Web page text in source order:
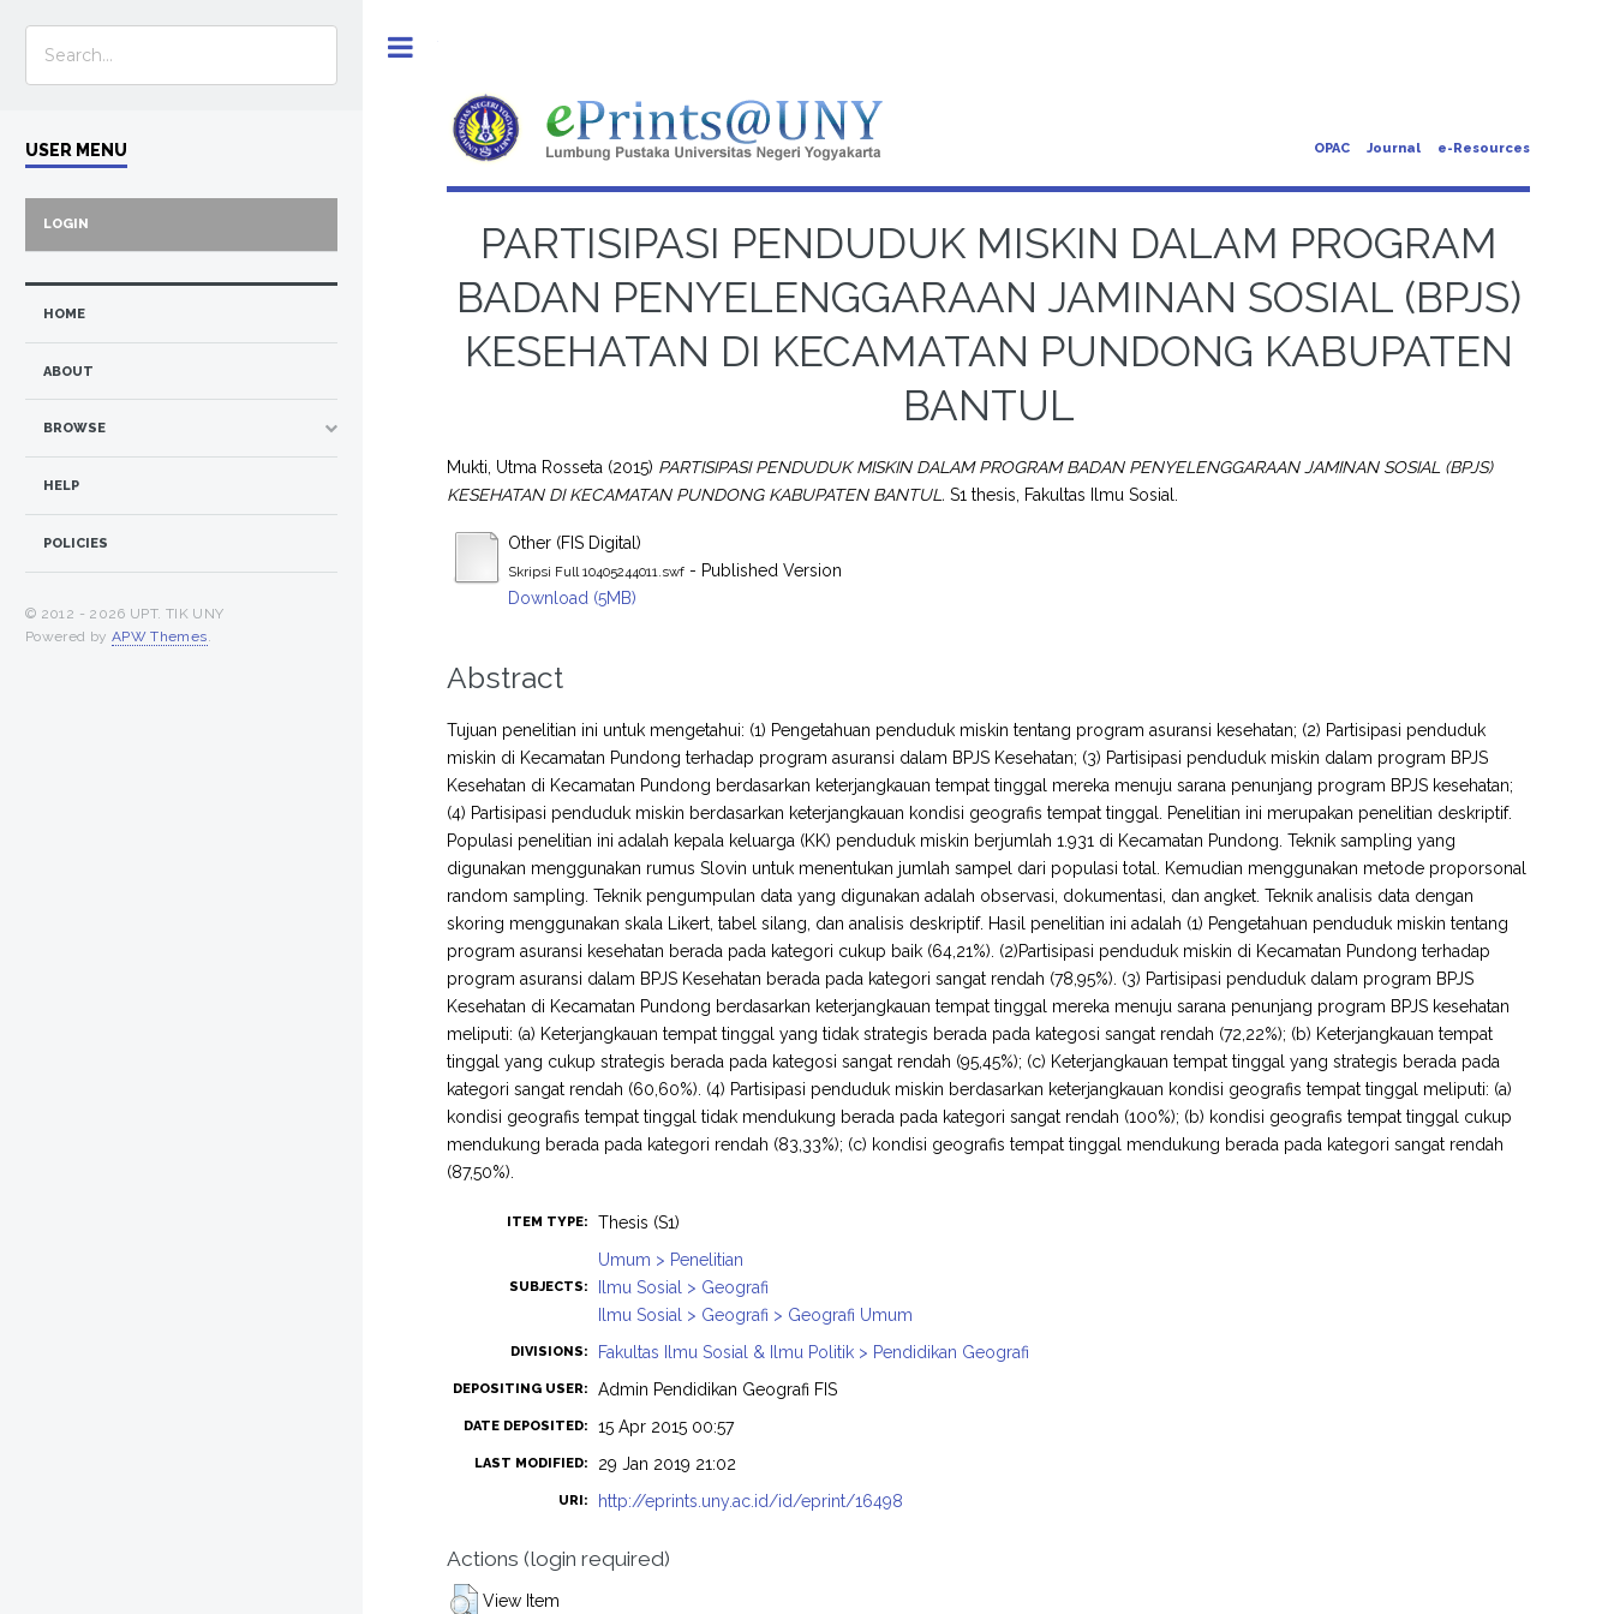
OPAC Journal e-Resources
PARTISIPASI PENDUDUK MISKIN DALAM PROGRAM
BADAN PENYELENGGARAAN JAMINAN SOSIAL (BPJS)
KESEHATAN DI KECAMATAN PUNDONG KABUPATEN
BANTUL
Mukti, Utma Rosseta (2015) PARTISIPASI PENDUDUK MISKIN DALAM PROGRAM BADAN PENYELENGGARAAN JAMINAN SOSIAL (BPJS)
KESEHATAN DI KECAMATAN PUNDONG KABUPATEN BANTUL. S1 thesis, Fakultas Ilmu Sosial.
Other (FIS Digital)
Skripsi Full 10405244011.swf - Published Version
Download (5MB)
Abstract
Tujuan penelitian ini untuk mengetahui: (1) Pengetahuan penduduk miskin tentang program asuransi kesehatan; (2) Partisipasi penduduk
miskin di Kecamatan Pundong terhadap program asuransi dalam BPJS Kesehatan; (3) Partisipasi penduduk miskin dalam program BPJS
Kesehatan di Kecamatan Pundong berdasarkan keterjangkauan tempat tinggal mereka menuju sarana penunjang program BPJS kesehatan;
(4) Partisipasi penduduk miskin berdasarkan keterjangkauan kondisi geografis tempat tinggal. Penelitian ini merupakan penelitian deskriptif.
Populasi penelitian ini adalah kepala keluarga (KK) penduduk miskin berjumlah 1.931 di Kecamatan Pundong. Teknik sampling yang
digunakan menggunakan rumus Slovin untuk menentukan jumlah sampel dari populasi total. Kemudian menggunakan metode proporsonal
random sampling. Teknik pengumpulan data yang digunakan adalah observasi, dokumentasi, dan angket. Teknik analisis data dengan
skoring menggunakan skala Likert, tabel silang, dan analisis deskriptif. Hasil penelitian ini adalah (1) Pengetahuan penduduk miskin tentang
program asuransi kesehatan berada pada kategori cukup baik (64,21%). (2)Partisipasi penduduk miskin di Kecamatan Pundong terhadap
program asuransi dalam BPJS Kesehatan berada pada kategori sangat rendah (78,95%). (3) Partisipasi penduduk dalam program BPJS
Kesehatan di Kecamatan Pundong berdasarkan keterjangkauan tempat tinggal mereka menuju sarana penunjang program BPJS kesehatan
meliputi: (a) Keterjangkauan tempat tinggal yang tidak strategis berada pada kategosi sangat rendah (72,22%); (b) Keterjangkauan tempat
tinggal yang cukup strategis berada pada kategosi sangat rendah (95,45%); (c) Keterjangkauan tempat tinggal yang strategis berada pada
kategori sangat rendah (60,60%). (4) Partisipasi penduduk miskin berdasarkan keterjangkauan kondisi geografis tempat tinggal meliputi: (a)
kondisi geografis tempat tinggal tidak mendukung berada pada kategori sangat rendah (100%); (b) kondisi geografis tempat tinggal cukup
mendukung berada pada kategori rendah (83,33%); (c) kondisi geografis tempat tinggal mendukung berada pada kategori sangat rendah
(87,50%).
ITEM TYPE: Thesis (S1)
SUBJECTS:
Umum > Penelitian
Ilmu Sosial > Geografi
Ilmu Sosial > Geografi > Geografi Umum
DIVISIONS: Fakultas Ilmu Sosial & Ilmu Politik > Pendidikan Geografi
DEPOSITING USER: Admin Pendidikan Geografi FIS
DATE DEPOSITED: 15 Apr 2015 00:57
LAST MODIFIED: 29 Jan 2019 21:02
URI: http://eprints.uny.ac.id/id/eprint/16498
Actions (login required)
View Item
USER MENU
LOGIN
HOME
ABOUT
BROWSE
HELP
POLICIES
© 2012 - 2026 UPT. TIK UNY
Powered by APW Themes